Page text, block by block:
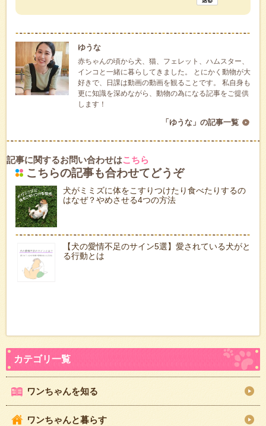
ゆうな
赤ちゃんの頃から犬、猫、フェレット、ハムスター、
インコと一緒に暮らしてきました。 とにかく動物が大
好きで、日課は動画の動画を観ることです。 私自身も
更に知識を深めながら、動物の為になる記事をご提供
します！
「ゆうな」の記事一覧
記事に関するお問い合わせはこちら
こちらの記事も合わせてどうぞ
犬がミミズに体をこすりつけたり食べたりするの
はなぜ？やめさせる4つの方法
【犬の愛情不足のサイン5選】愛されている犬がと
る行動とは
ワンちゃんを知る
ワンちゃんと暮らす